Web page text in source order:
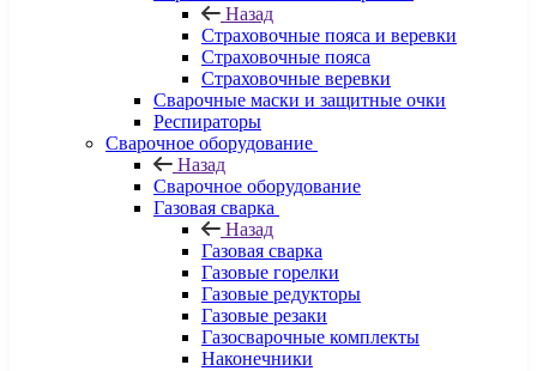
Назад
Страховочные пояса и веревки
Страховочные пояса
Страховочные веревки
Сварочные маски и защитные очки
Респираторы
Сварочное оборудование
Назад
Сварочное оборудование
Газовая сварка
Назад
Газовая сварка
Газовые горелки
Газовые редукторы
Газовые резаки
Газосварочные комплекты
Наконечники